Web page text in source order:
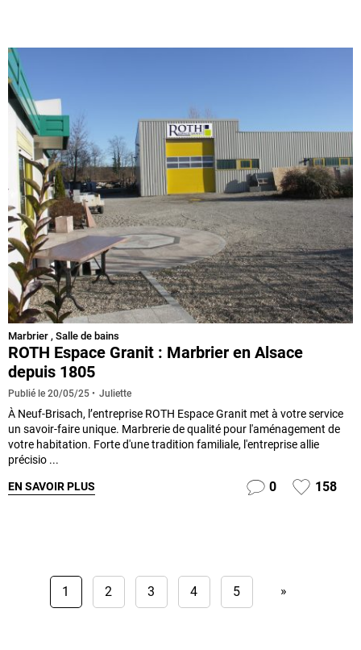
Marbrier , Salle de bains
ROTH Espace Granit : Marbrier en Alsace
depuis 1805
Publié le 20/05/25 Juliette
À Neuf-Brisach, l’entreprise ROTH Espace Granit met à votre service
un savoir-faire unique. Marbrerie de qualité pour l'aménagement de
votre habitation. Forte d'une tradition familiale, l'entreprise allie
précisio ...
EN SAVOIR PLUS 0 158
1 2 3 4 5 »